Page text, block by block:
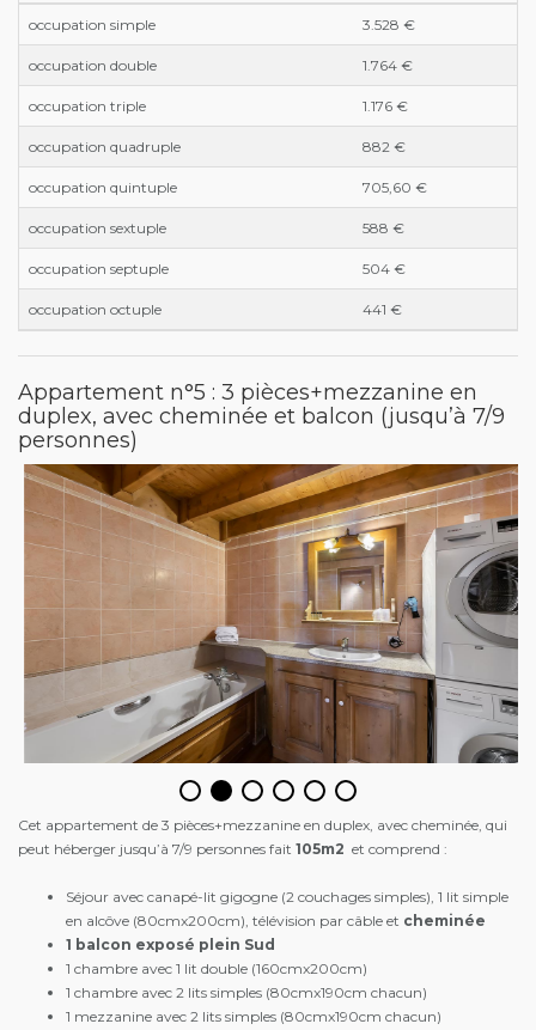
occupation simple 3.528 €
occupation double 1.764 €
occupation triple 1.176 €
occupation quadruple 882 €
occupation quintuple 705,60 €
occupation sextuple 588 €
occupation septuple 504 €
occupation octuple 441 €
Appartement n°5 : 3 pièces+mezzanine en
duplex, avec cheminée et balcon (jusqu’à 7/9
personnes)
Cet appartement de 3 pièces+mezzanine en duplex, avec cheminée, qui
peut héberger jusqu’à 7/9 personnes fait 105m2 et comprend :
Séjour avec canapé-lit gigogne (2 couchages simples), 1 lit simple
en alcôve (80cmx200cm), télévision par câble et cheminée
1 balcon exposé plein Sud
1 chambre avec 1 lit double (160cmx200cm)
1 chambre avec 2 lits simples (80cmx190cm chacun)
1 mezzanine avec 2 lits simples (80cmx190cm chacun)